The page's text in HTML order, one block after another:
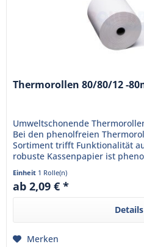
Thermorollen 80/80/12 -
Umweltschonende
Bei den phenolfreien
Sortiment trifft Funktionalität
robuste Kassenpapier ist
nur...
Einheit 1 Rolle(n)
ab 2,09 € *
Details
Merken